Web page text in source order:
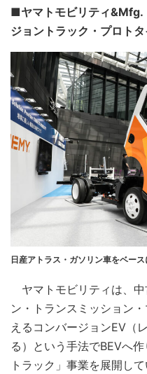
■ヤマトモビリティ
ジョントラック・プロトタ
日産アトラス・ガソリン車をベー
ヤマトモビリティは、
ン・トランスミッション
えるコンバージョンEV（
る）という手法でBEVへ
トラック」事業を展開して